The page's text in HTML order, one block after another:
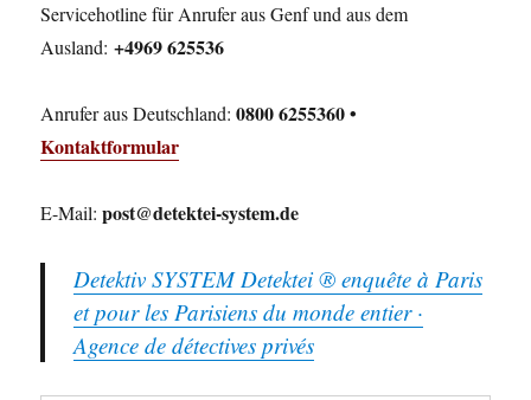
Servicehotline für Anrufer aus Genf und aus dem
Ausland: +4969 625536
Anrufer aus Deutschland: 0800 6255360 •
Kontaktformular
E-Mail:post@detektei-system.de
Detektiv SYSTEM Detektei ® enquête à Paris
et pour les Parisiens du monde entier ·
Agence de détectives privés